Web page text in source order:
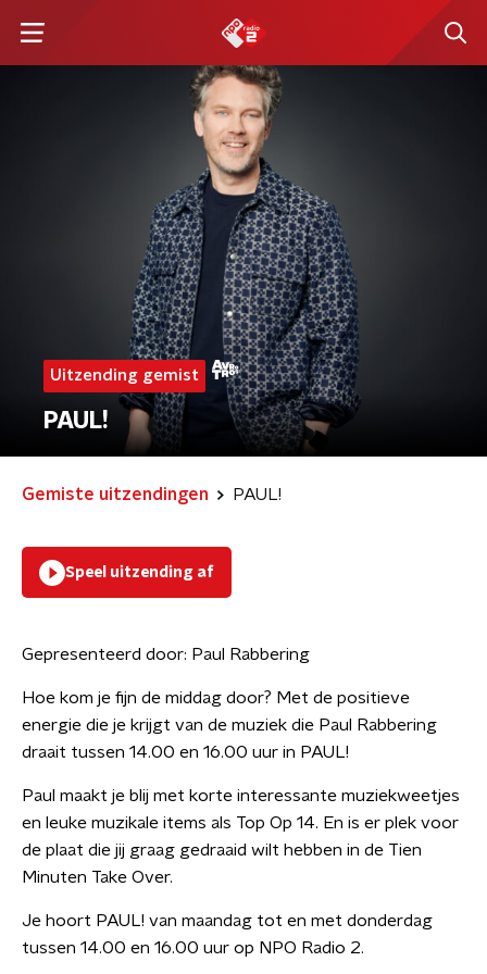
Uitzending gemist
PAUL!
Gemiste uitzendingen PAUL!
Speel uitzending af
Gepresenteerd door: Paul Rabbering
Hoe kom je fijn de middag door? Met de positieve
energie die je krijgt van de muziek die Paul Rabbering
draait tussen 14.00 en 16.00 uur in PAUL!
Paul maakt je blij met korte interessante muziekweetjes
en leuke muzikale items als Top Op 14. En is er plek voor
de plaat die jij graag gedraaid wilt hebben in de Tien
Minuten Take Over.
Je hoort PAUL! van maandag tot en met donderdag
tussen 14.00 en 16.00 uur op NPO Radio 2.